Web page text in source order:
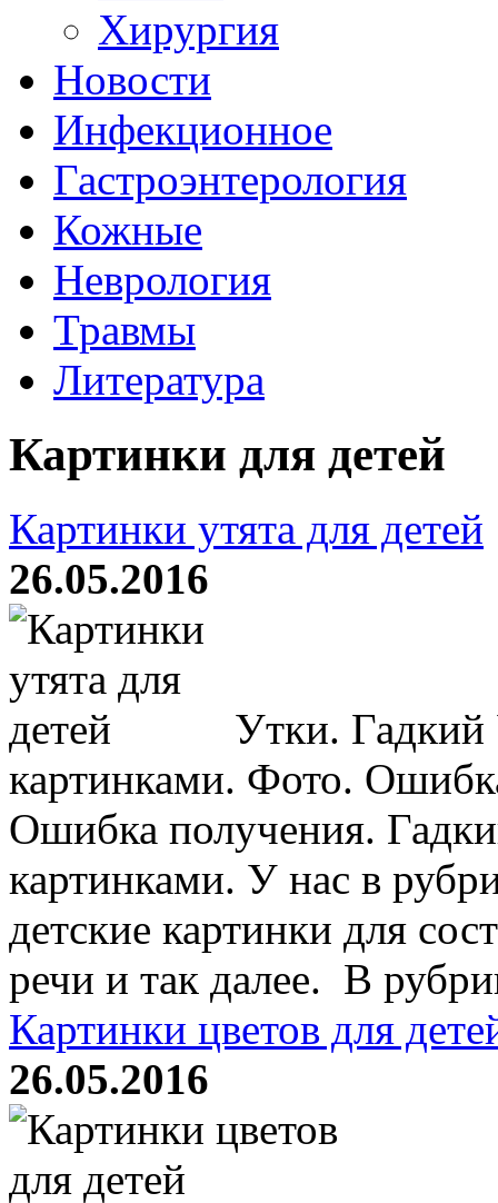
Хирургия
Новости
Инфекционное
Гастроэнтерология
Кожные
Неврология
Травмы
Литература
Картинки для детей
Картинки утята для детей
26.05.2016
Утки. Гадкий
картинками. Фото.
Ошибка получения.
картинками. У нас в
детские картинки для
речи и так далее. В
Картинки цветов для
26.05.2016